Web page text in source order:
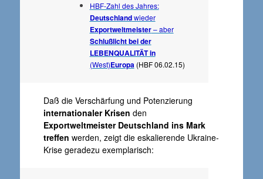
HBF-Zahl des Jahres:
Deutschlandwieder
Exportweltmeister– aber
Schlußlicht bei der
LEBENQUALITÄT in
(West)Europa (HBF 06.02.15)
Daß die Verschärfung und Potenzierung
internationaler Krisen den
Exportweltmeister Deutschland ins Mark
treffen werden, zeigt die eskalierende Ukraine-
Krise geradezu exemplarisch: